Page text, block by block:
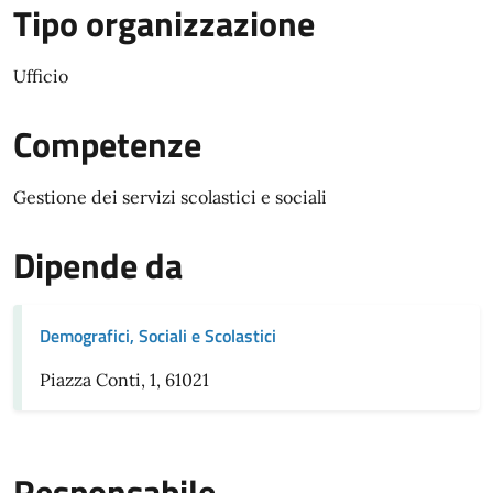
Tipo organizzazione
Ufficio
Competenze
Gestione dei servizi scolastici e sociali
Dipende da
Demografici, Sociali e Scolastici
Piazza Conti, 1, 61021